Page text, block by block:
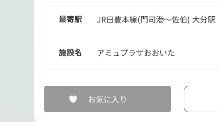
最寄駅 JR日豊本線(門司港～佐伯) 大分駅
施設名 アミュプラザおおいた
お気に入り